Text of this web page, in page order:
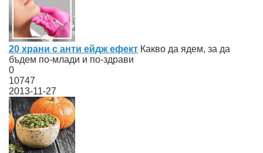
20 храни с анти ейдж ефект Какво да ядем, за да
бъдем по-млади и по-здрави
0
10747
2013-11-27